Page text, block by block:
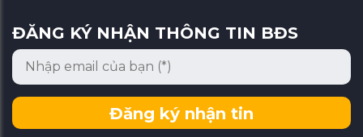
ĐĂNG KÝ NHẬN THÔNG TIN BĐS
Đăng ký nhận tin